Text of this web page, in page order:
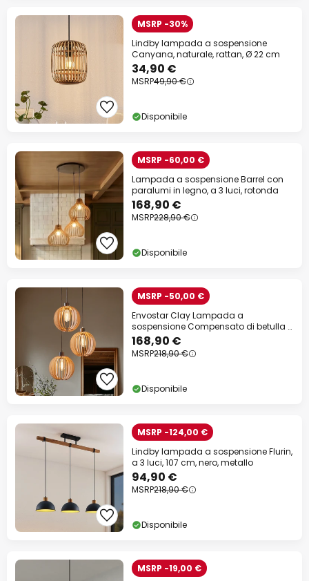
MSRP -30%
Lindby lampada a sospensione
Canyana, naturale, rattan, Ø 22 cm
34,90 €
MSRP49,90 €
Disponibile
MSRP -60,00 €
Lampada a sospensione Barrel con
paralumi in legno, a 3 luci, rotonda
168,90 €
MSRP228,90 €
Disponibile
MSRP -50,00 €
Envostar Clay Lampada a
sospensione Compensato di betulla a
3 luci rotonda
168,90 €
MSRP218,90 €
Disponibile
MSRP -124,00 €
Lindby lampada a sospensione Flurin,
a 3 luci, 107 cm, nero, metallo
94,90 €
MSRP218,90 €
Disponibile
MSRP -19,00 €